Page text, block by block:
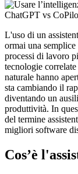
L'uso di un
ormai una
processi di lavoro
tecnologie
naturale hanno
sta cambiando il
diventando un
produttività. In
del termine
migliori software
Cos’è